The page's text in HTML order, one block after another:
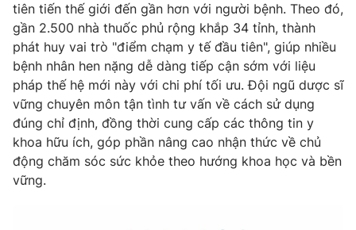
® Cấm sao chép dưới mọi hình thức nếu không có sự chấp
thuận bằng văn bản. Ghi rõ nguồn VTV.vn khi phát hành lại
thông tin từ website này.
tiên tiến thế giới đến gần hơn với người bệnh. Theo đó,
gần 2.500 nhà thuốc phủ rộng khắp 34 tỉnh, thành
phát huy vai trò "điểm chạm y tế đầu tiên", giúp nhiều
bệnh nhân hen nặng dễ dàng tiếp cận sớm với liệu
pháp thế hệ mới này với chi phí tối ưu. Đội ngũ dược sĩ
vững chuyên môn tận tình tư vấn về cách sử dụng
đúng chỉ định, đồng thời cung cấp các thông tin y
khoa hữu ích, góp phần nâng cao nhận thức về chủ
động chăm sóc sức khỏe theo hướng khoa học và bền
vững.